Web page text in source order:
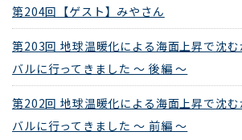
第204回【ゲスト】みやさん
第203回 地球温暖化による海面上昇で沈
バルに行ってきました ～ 後編 ～
第202回 地球温暖化による海面上昇で沈
バルに行ってきました ～ 前編 ～